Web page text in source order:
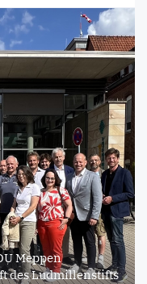
Meppen
des Ludmillenstifts